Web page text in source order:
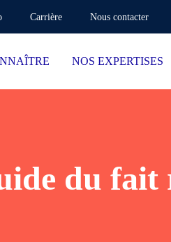
Carrière Nous contacter
NOS EXPERTISES
du fait